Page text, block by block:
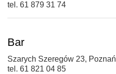
tel. 61 879 31 74
Bar
Szarych Szeregów 23, Poznań
tel. 61 821 04 85